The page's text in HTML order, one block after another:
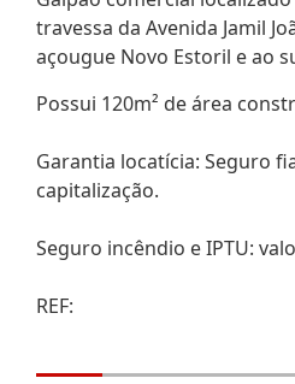
travessa da Avenida Jamil
açougue Novo Estoril e ao
Possui 120m² de área
Garantia locatícia: Seguro
capitalização.
Seguro incêndio e IPTU:
REF: